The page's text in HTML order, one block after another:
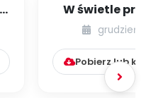
W świetle
67] [kącik
grudzień
Pobierz lub